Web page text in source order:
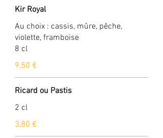
Kir Royal
Au choix : cassis, mûre, pêche,
violette, framboise
8 cl
9,50 €
Ricard ou Pastis
2 cl
3,80 €